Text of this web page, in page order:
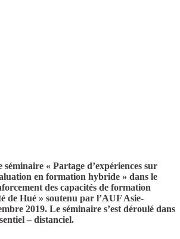
séminaire « Partage d’expériences sur
en formation hybride » dans le
des capacités de formation
de Hué » soutenu par l’AUF Asie-
2019. Le séminaire s’est déroulé dans
– distanciel.